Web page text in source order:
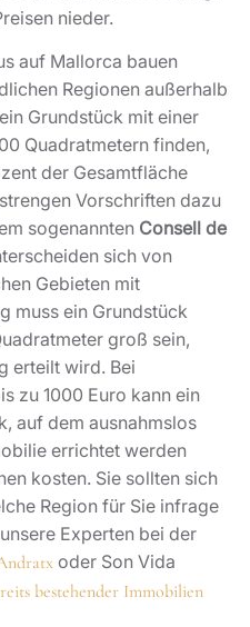
nieder.
auf Mallorca bauen
Regionen außerhalb
Grundstück mit einer
Quadratmetern finden,
der Gesamtfläche
Vorschriften dazu
sogenannten Consell de
sich von
Gebieten mit
muss ein Grundstück
groß sein,
erteilt wird. Bei
zu 1000 Euro kann ein
auf dem ausnahmslos
errichtet werden
kosten. Sie sollten sich
Region für Sie infrage
Experten bei der
oder Son Vida
bestehender Immobilien